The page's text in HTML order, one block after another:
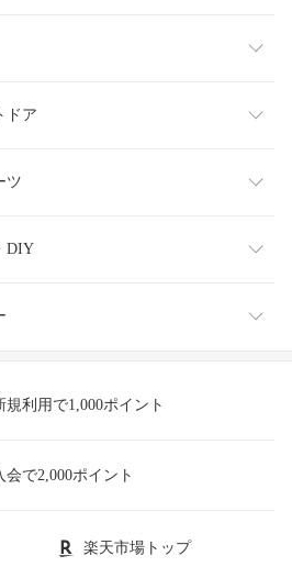
イトウェア
ンド雑貨
サリー
・介護
タニティ
カメラ
ブレット
ドア
ア
ツ
品
DIY
収納
利用で1,000ポイント
で2,000ポイント
楽天市場トップ